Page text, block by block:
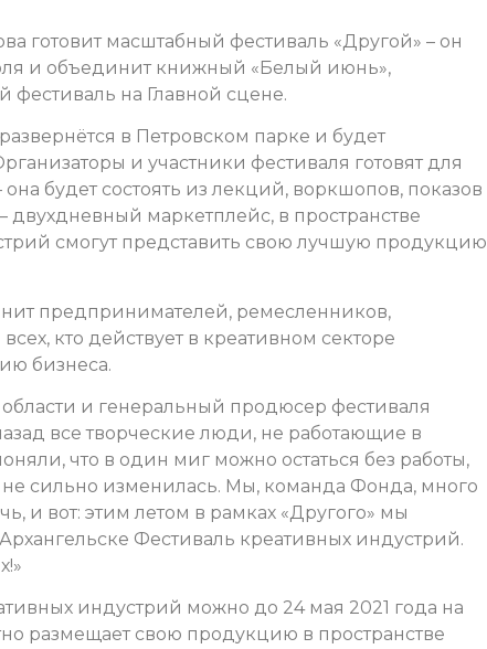
готовит масштабный фестиваль «Другой» – он
и объединит книжный «Белый июнь»,
фестиваль на Главной сцене.
в Петровском парке и будет
и участники фестиваля готовят для
будет состоять из лекций, воркшопов, показов
двухдневный маркетплейс, в пространстве
смогут представить свою лучшую продукцию
предпринимателей, ремесленников,
кто действует в креативном секторе
бизнеса.
и генеральный продюсер фестиваля
все творческие люди, не работающие в
что в один миг можно остаться без работы,
сильно изменилась. Мы, команда Фонда, много
и вот: этим летом в рамках «Другого» мы
Фестиваль креативных индустрий.
индустрий можно до 24 мая 2021 года на
размещает свою продукцию в пространстве